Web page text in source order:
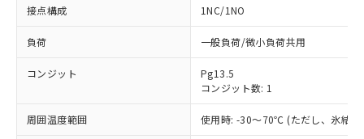
接点構成 1NC/1NO
負荷 一般負荷/微小負荷共用
コンジット
Pg13.5
コンジット数: 1
周囲温度範囲 使用時: -30～70℃ (ただし、氷結し